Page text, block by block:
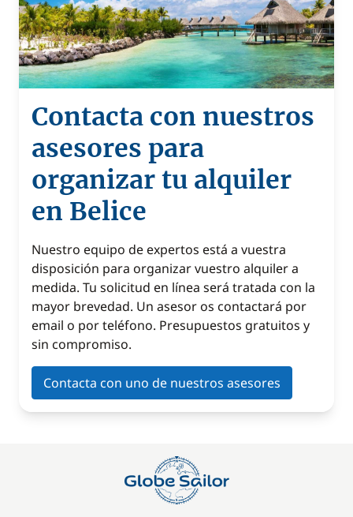
Contacta con nuestros
asesores para
organizar tu alquiler
en Belice
Nuestro equipo de expertos está a vuestra
disposición para organizar vuestro alquiler a
medida. Tu solicitud en línea será tratada con la
mayor brevedad. Un asesor os contactará por
email o por teléfono. Presupuestos gratuitos y
sin compromiso.
Contacta con uno de nuestros asesores